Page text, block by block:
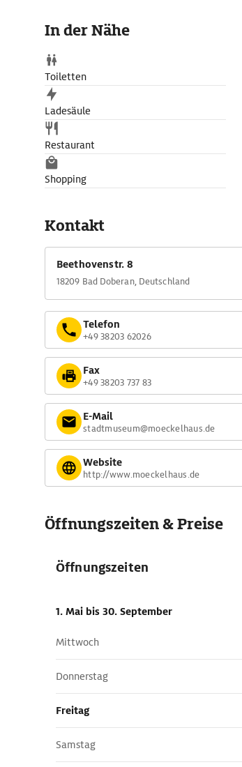
In der Nähe
Toiletten
Ladesäule
Restaurant
Shopping
Kontakt
Beethovenstr. 8
18209 Bad Doberan, Deutschland
Telefon
+49 38203 62026
Fax
+49 38203 737 83
E-Mail
stadtmuseum@moeckelhaus.de
Website
http://www.moeckelhaus.de
Öffnungszeiten & Preise
Öffnungszeiten
1. Mai bis 30. September
Mittwoch
Donnerstag
Freitag
Samstag